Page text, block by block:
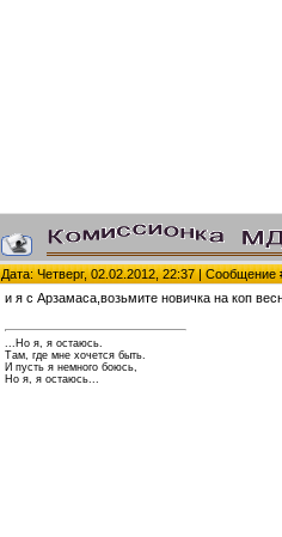
Дата: Четверг, 02.02.2012, 22:37 | Сообщение
и я с Арзамаса,возьмите новичка на коп
...Но я, я остаюсь.
Там, где мне хочется быть.
И пусть я немного боюсь,
Но я, я остаюсь...